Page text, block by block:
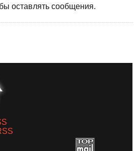
оставлять сообщения.